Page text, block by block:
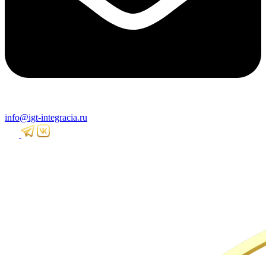
info@igt-integracia.ru